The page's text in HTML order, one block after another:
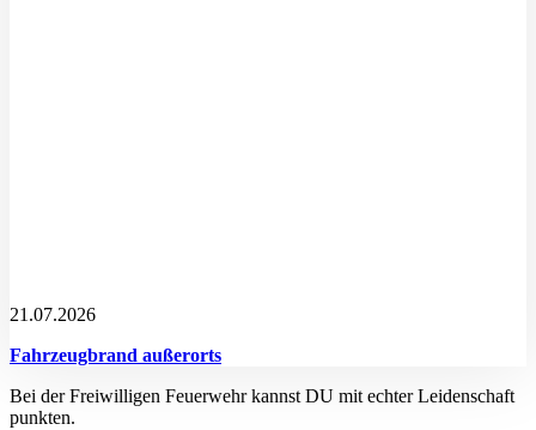
21.07.2026
Fahrzeugbrand außerorts
Bei der Freiwilligen Feuerwehr kannst DU mit echter Leidenschaft
punkten.